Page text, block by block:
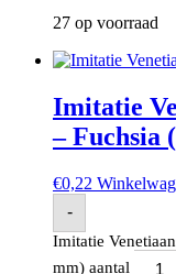
27 op voorraad
Imitatie
– Fuchsia
€0,22
-
Imitatie
mm) aantal